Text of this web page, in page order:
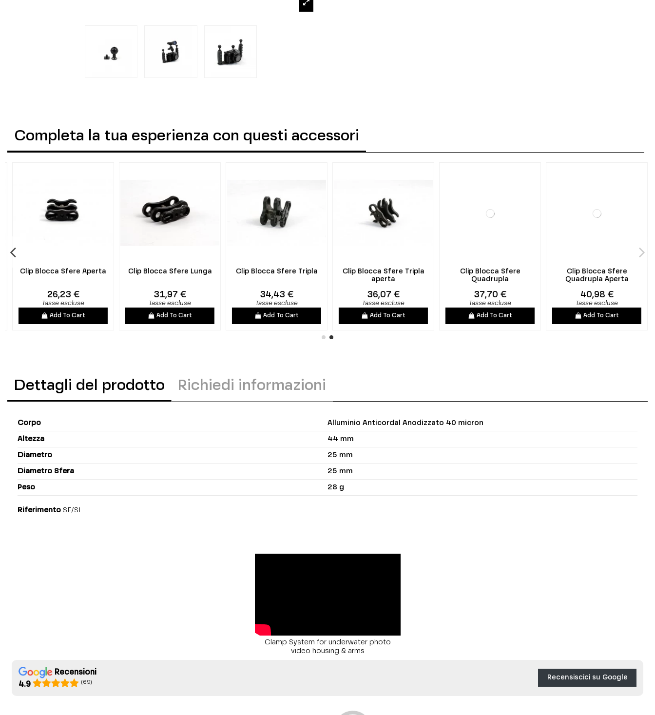
Completa la tua esperienza con questi accessori
Clip Blocca Sfere Aperta
26,23 €
Tasse escluse
Add To Cart
Clip Blocca Sfere Lunga
31,97 €
Tasse escluse
Add To Cart
Clip Blocca Sfere Tripla
34,43 €
Tasse escluse
Add To Cart
Clip Blocca Sfere Tripla
aperta
36,07 €
Tasse escluse
Add To Cart
Clip Blocca Sfere
Quadrupla
37,70 €
Tasse escluse
Add To Cart
Clip Blocca Sfere
Quadrupla Aperta
40,98 €
Tasse escluse
Add To Cart
Dettagli del prodotto Richiedi informazioni
Corpo Alluminio Anticordal Anodizzato 40 micron
Altezza 44 mm
Diametro 25 mm
Diametro Sfera 25 mm
Peso 28 g
Riferimento SF/SL
Clamp System for underwater photo
video housing & arms
Recensioni
4.9
(69)
Recensiscici su Google